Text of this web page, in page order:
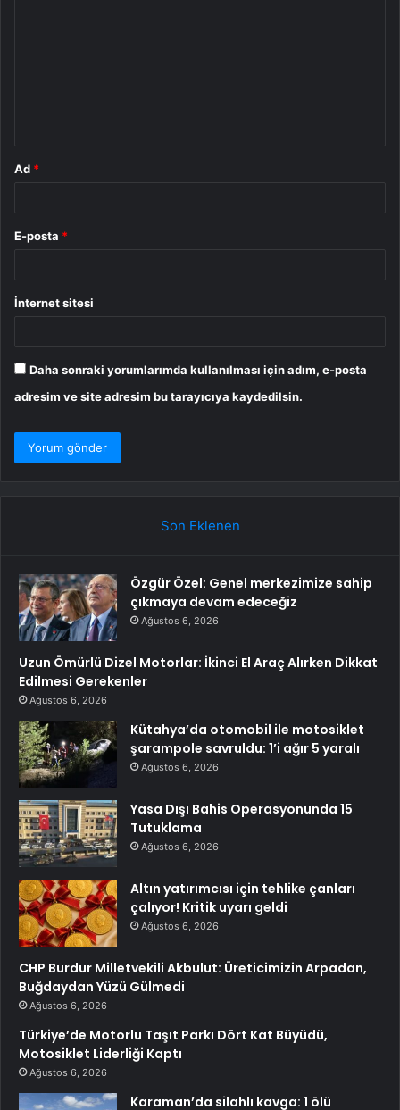
Ad *
E-posta *
İnternet sitesi
Daha sonraki yorumlarımda kullanılması için adım, e-posta
adresim ve site adresim bu tarayıcıya kaydedilsin.
Son Eklenen
Özgür Özel: Genel merkezimize sahip
çıkmaya devam edeceğiz
Ağustos 6, 2026
Uzun Ömürlü Dizel Motorlar: İkinci El Araç Alırken Dikkat
Edilmesi Gerekenler
Ağustos 6, 2026
Kütahya’da otomobil ile motosiklet
şarampole savruldu: 1’i ağır 5 yaralı
Ağustos 6, 2026
Yasa Dışı Bahis Operasyonunda 15
Tutuklama
Ağustos 6, 2026
Altın yatırımcısı için tehlike çanları
çalıyor! Kritik uyarı geldi
Ağustos 6, 2026
CHP Burdur Milletvekili Akbulut: Üreticimizin Arpadan,
Buğdaydan Yüzü Gülmedi
Ağustos 6, 2026
Türkiye’de Motorlu Taşıt Parkı Dört Kat Büyüdü,
Motosiklet Liderliği Kaptı
Ağustos 6, 2026
Karaman’da silahlı kavga: 1 ölü